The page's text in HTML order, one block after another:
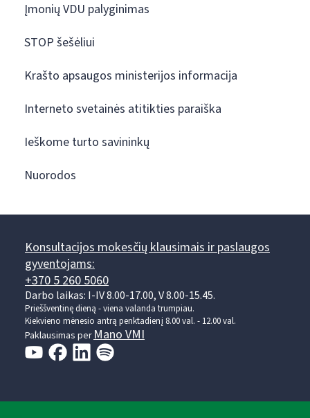
Įmonių VDU palyginimas
STOP šešėliui
Krašto apsaugos ministerijos informacija
Interneto svetainės atitikties paraiška
Ieškome turto savininkų
Nuorodos
Konsultacijos mokesčių klausimais ir paslaugos
gyventojams:
+370 5 260 5060
Darbo laikas: I-IV 8.00-17.00, V 8.00-15.45.
Prieššventinę dieną - viena valanda trumpiau.
Kiekvieno mėnesio antrą penktadienį 8.00 val. - 12.00 val.
Paklausimas perMano VMI